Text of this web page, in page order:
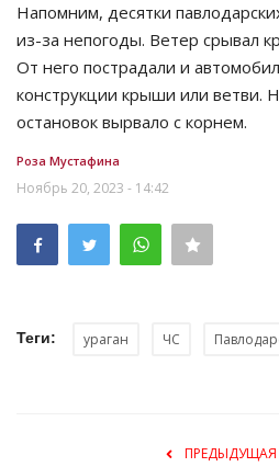
Напомним, десятки
из-за непогоды. Ветер срывал
От него пострадали и
конструкции крыши или ветви.
остановок вырвало с корнем.
Роза Мустафина
Ноябрь 20, 2023 - 14:42
Теги: ураган ЧС
ПРЕДЫДУЩАЯ